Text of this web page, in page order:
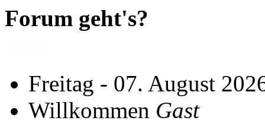
Forum geht's?
Freitag - 07. August
Willkommen Gast